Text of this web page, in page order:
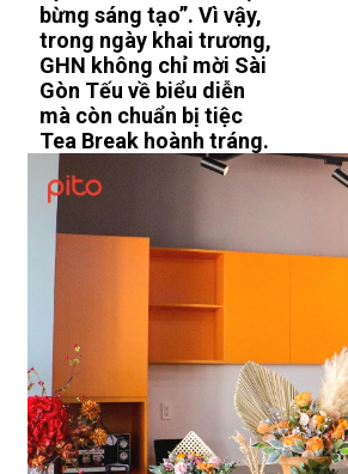
bừng sáng tạo”. Vì vậy,
trong ngày khai trương,
GHN không chỉ mời Sài
Gòn Tếu về biểu diễn
mà còn chuẩn bị tiệc
Tea Break hoành tráng.